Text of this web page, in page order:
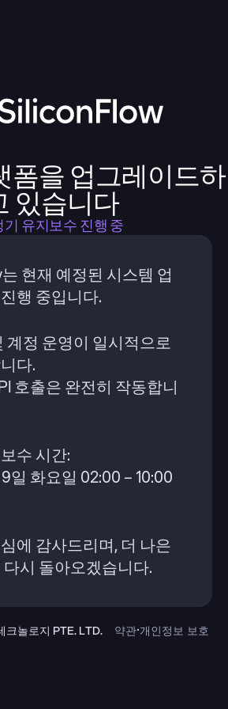
폼을 업그레이드하
있습니다
기 유지보수 진행 중
현재 예정된 시스템 업
행 중입니다.
계정 운영이 일시적으로
다.
호출은 완전히 작동합니
수 시간:
일 화요일 02:00 – 10:00
에 감사드리며, 더 나은
시 돌아오겠습니다.
놀로지 PTE. LTD. 약관·개인정보 보호